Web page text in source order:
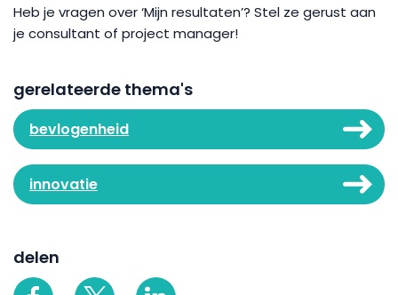
Heb je vragen over ‘Mijn resultaten’? Stel ze gerust aan
je consultant of project manager!
gerelateerde thema's
bevlogenheid
innovatie
delen